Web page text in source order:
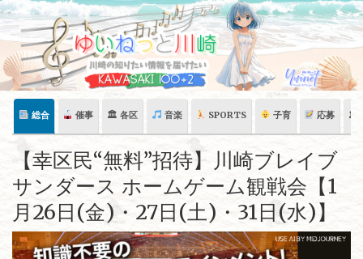
Skip
content
総合 催事 🏛 各区 音楽 SPORTS 子育 応募 🏛
【幸区民“無料”招待】川崎ブレイブ
サンダース ホームゲーム観戦会【1
月26日(金)・27日(土)・31日(水)】